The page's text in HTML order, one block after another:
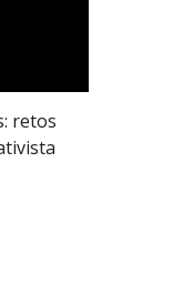
retos